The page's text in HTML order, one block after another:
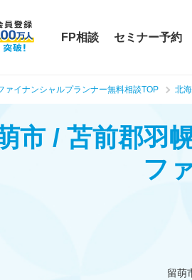
FP相談 セミナー予約
ァイナンシャルプランナー無料相談TOP 北
市 / 苫前郡羽
フ
留萌